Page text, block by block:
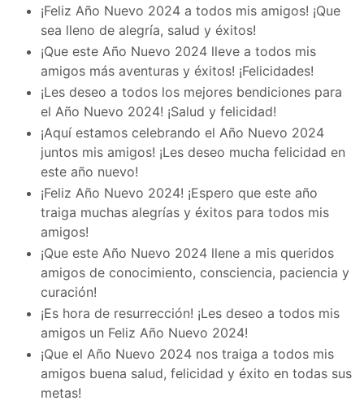
¡Feliz Año Nuevo 2024 a todos mis amigos! ¡Que
sea lleno de alegría, salud y éxitos!
¡Que este Año Nuevo 2024 lleve a todos mis
amigos más aventuras y éxitos! ¡Felicidades!
¡Les deseo a todos los mejores bendiciones para
el Año Nuevo 2024! ¡Salud y felicidad!
¡Aquí estamos celebrando el Año Nuevo 2024
juntos mis amigos! ¡Les deseo mucha felicidad en
este año nuevo!
¡Feliz Año Nuevo 2024! ¡Espero que este año
traiga muchas alegrías y éxitos para todos mis
amigos!
¡Que este Año Nuevo 2024 llene a mis queridos
amigos de conocimiento, consciencia, paciencia y
curación!
¡Es hora de resurrección! ¡Les deseo a todos mis
amigos un Feliz Año Nuevo 2024!
¡Que el Año Nuevo 2024 nos traiga a todos mis
amigos buena salud, felicidad y éxito en todas sus
metas!